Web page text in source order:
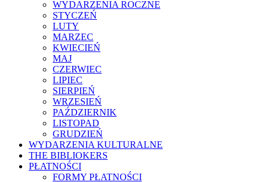
WYDARZENIA ROCZNE
STYCZEŃ
LUTY
MARZEC
KWIECIEŃ
MAJ
CZERWIEC
LIPIEC
SIERPIEŃ
WRZESIEŃ
PAŹDZIERNIK
LISTOPAD
GRUDZIEŃ
WYDARZENIA KULTURALNE
THE BIBLIOKERS
PŁATNOŚCI
FORMY PŁATNOŚCI